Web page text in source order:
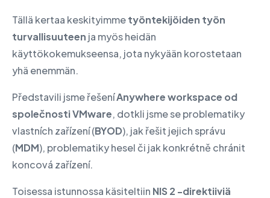
Tällä kertaa keskityimmetyöntekijöiden työn
turvallisuuteen ja myös heidän
käyttökokemukseensa, jota nykyään korostetaan
yhä enemmän.
Představili jsme řešeníAnywhere workspace od
společnosti VMware, dotkli jsme se problematiky
vlastních zařízení (BYOD), jak řešit jejich správu
(MDM), problematiky hesel či jak konkrétně chránit
koncová zařízení.
Toisessa istunnossa käsiteltiin NIS 2 -direktiiviä